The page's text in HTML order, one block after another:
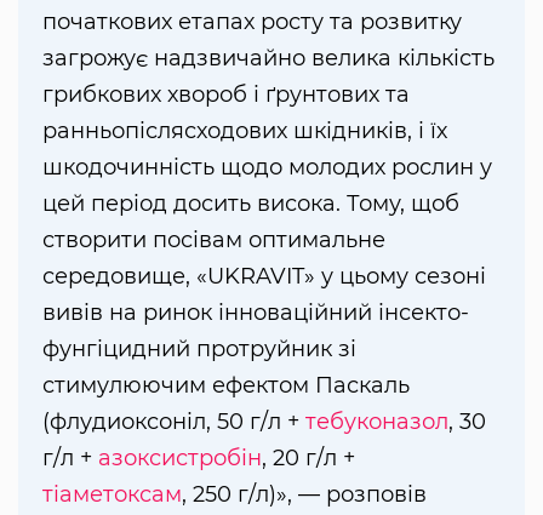
початкових етапах росту та розвитку
загрожує надзвичайно велика кількість
грибкових хвороб і ґрунтових та
ранньопіслясходових шкідників, і їх
шкодочинність щодо молодих рослин у
цей період досить висока. Тому, щоб
створити посівам оптимальне
середовище, «UKRAVIT» у цьому сезоні
вивів на ринок інноваційний інсекто-
фунгіцидний протруйник зі
стимулюючим ефектом Паскаль
(флудиоксоніл, 50 г/л + тебуконазол, 30
г/л + азоксистробін, 20 г/л +
тіаметоксам, 250 г/л)», — розповів